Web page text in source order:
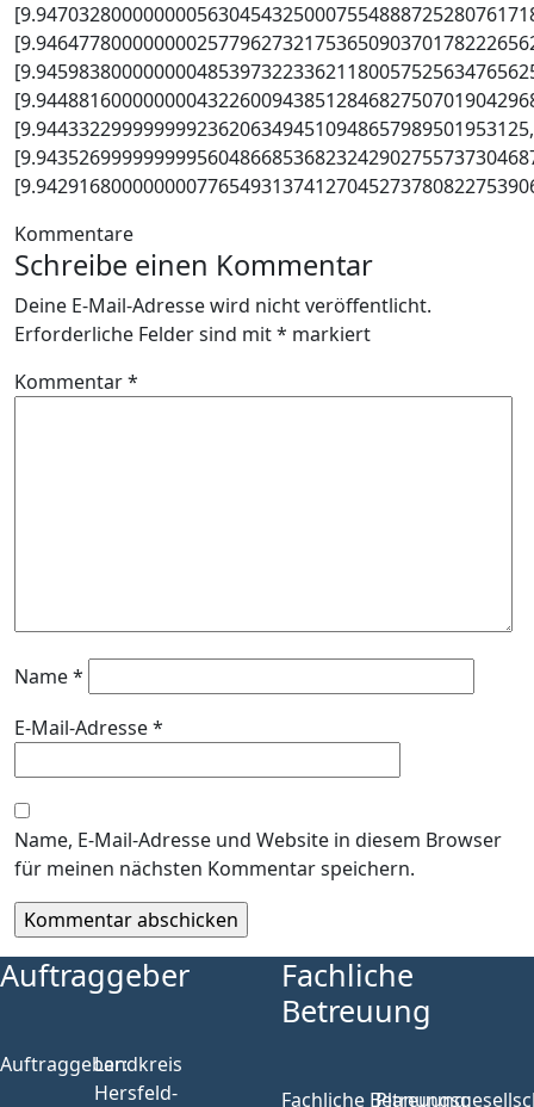
Kommentare
Schreibe einen Kommentar
Deine E-Mail-Adresse wird nicht veröffentlicht.
Erforderliche Felder sind mit* markiert
Kommentar*
Name*
E-Mail-Adresse*
Name, E-Mail-Adresse und Website in diesem Browser
für meinen nächsten Kommentar speichern.
Auftraggeber
Auftraggeber:Landkreis
Hersfeld-
Fachliche
Betreuung
Fachliche Betreuung: